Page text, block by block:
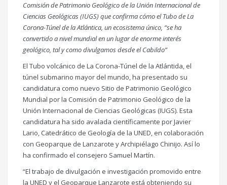
Comisión de Patrimonio Geológico de la Unión Internacional de
Ciencias Geológicas (IUGS) que confirma cómo el Tubo de La
Corona-Túnel de la Atlántica, un ecosistema único, “se ha
convertido a nivel mundial en un lugar de enorme interés
geológico, tal y como divulgamos desde el Cabildo”
El Tubo volcánico de La Corona-Túnel de la Atlántida, el
túnel submarino mayor del mundo, ha presentado su
candidatura como nuevo Sitio de Patrimonio Geológico
Mundial por la Comisión de Patrimonio Geológico de la
Unión Internacional de Ciencias Geológicas (IUGS). Esta
candidatura ha sido avalada científicamente por Javier
Lario, Catedrático de Geología de la UNED, en colaboración
con Geoparque de Lanzarote y Archipiélago Chinijo. Así lo
ha confirmado el consejero Samuel Martín.
“El trabajo de divulgación e investigación promovido entre
la UNED y el Geoparque Lanzarote está obteniendo su